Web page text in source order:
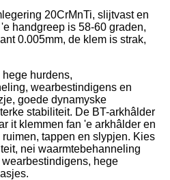
20CrMnTi, slijtvast en
handgreep is 58-60 graden,
0.005mm, de klem is strak,
hurdens,
wearbestindigens en
goede dynamyske
stabiliteit. De BT-arkhâlder
it klemmen fan 'e arkhâlder en
tappen en slypjen. Kies
nei waarmtebehanneling
hege